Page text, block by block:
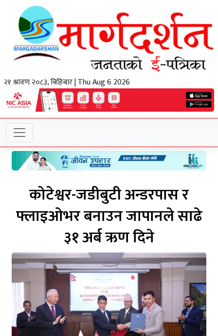
२१ श्रावण २०८३, बिहिबार | Thu Aug 6 2026
कोटेश्वर-जडीबुटी अन्डरपास र
फ्लाइओभर बनाउन जापानले साढे
३१ अर्ब ऋण दिने